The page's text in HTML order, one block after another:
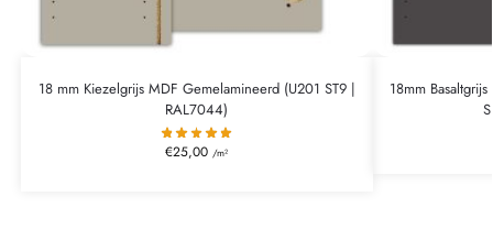
18 mm Kiezelgrijs MDF Gemelamineerd (U201 ST9 |
RAL7044)
€25,00 /m²
18mm